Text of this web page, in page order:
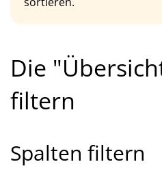
Die
filtern
Spalten filtern